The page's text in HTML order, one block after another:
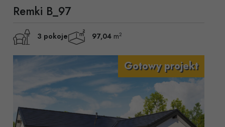
Remki B_97
3 pokoje 97,04 m2